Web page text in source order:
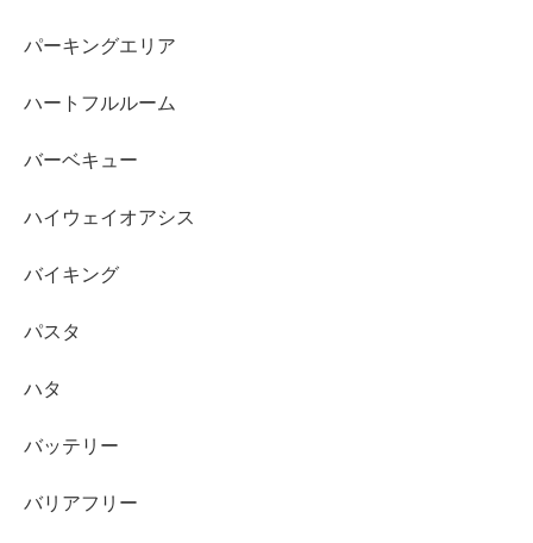
パーキングエリア
ハートフルルーム
バーベキュー
ハイウェイオアシス
バイキング
パスタ
ハタ
バッテリー
バリアフリー